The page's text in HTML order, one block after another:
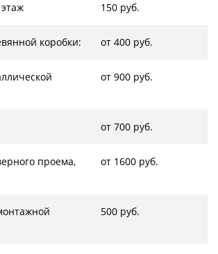
150 руб.
коробки: от 400 руб.
от 900 руб.
от 700 руб.
проема,
от 1600 руб.
500 руб.